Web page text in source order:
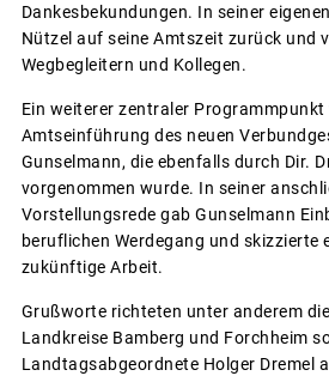
Dankesbekundungen. In seiner
Nützel auf seine Amtszeit zurück und
Wegbegleitern und Kollegen.
Ein weiterer zentraler Programmpunkt
Amtseinführung des neuen
Gunselmann, die ebenfalls durch Dir.
vorgenommen wurde. In seiner
Vorstellungsrede gab Gunselmann
beruflichen Werdegang und skizzierte
zukünftige Arbeit.
Grußworte richteten unter anderem
Landkreise Bamberg und Forchheim
Landtagsabgeordnete Holger Dremel